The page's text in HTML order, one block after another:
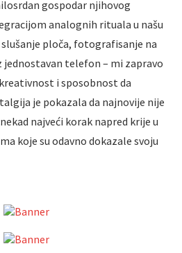
gospodar njihovog
analognih rituala u našu
ploča, fotografisanje na
telefon – mi zapravo
i sposobnost da
je pokazala da najnovije nije
najveći korak napred krije u
koje su odavno dokazale svoju